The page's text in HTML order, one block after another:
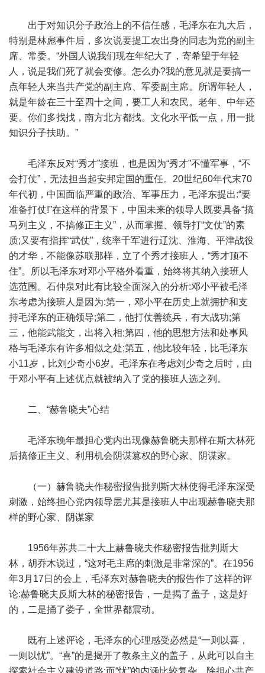
出于对知识分子政治上的不信任感，毛泽东在九大后，
特别是林彪事件后，多次说要提工农出身的同志为党的副主
席、常委。“外国人说我们现在年纪大了，寄希望于年轻
人，说是我们死了就会变修。怎么办?我的意见就是要搞一
点年轻人来当共产党的副主席、军委副主席。所谓年轻人，
就是年龄在三十至四十之间，要工人和农民。老年、中年还
要。你们多找找，南方北方都找。文化水平低一点，用一批
知识分子扶助。”
毛泽东反对“秀才”接班，也是因为“秀才”不懂军事，“不
会打仗”，无法担当起安邦定国的重任。20世纪60年代末70
年代初，中国面临严重的政治、军事压力，毛泽东提出:“要
准备打仗!”在这样的背景下，中国未来的领导人既要具备“搞
马列主义，不搞修正主义”，从而掌握、领导打“文仗”的素
质;又要有指挥“武仗”，统率千军进行辽沈、淮海、平津战役
的才华，不能像苏联那样，立了个秀才接班人，“秀才顶不
住”。所以毛泽东对邓小平格外看重，始终将其纳入接班人
选范围。石仲泉对此有比较全面深入的分析:邓小平被毛泽
东考虑为接班人是因为:第一，邓小平在历史上就拥护和支
持毛泽东的正确领导;第二，他打仗善统兵，有大战功;第
三，他能武能文，出将入相;第四，他的思想方法和处事风
格与毛泽东有许多相似之处;第五，他比较年轻，比毛泽东
小11岁，比刘少奇小6岁。毛泽东在考虑刘少奇之后时，由
于邓小平有上述优点就被纳入了党的接班人选之列。
二、“赫鲁晓夫”心结
毛泽东晚年最担心党内出现像赫鲁晓夫那样在斯大林死
后搞修正主义、利用机会阴谋篡权的野心家、阴谋家。
（一）赫鲁晓夫作秘密报告批判斯大林使得毛泽东深受
刺激，始终担心党内领导层尤其是接班人中出现赫鲁晓夫那
样的野心家、阴谋家
1956年苏共二十大上赫鲁晓夫作秘密报告批判斯大
林，胡乔木说过，“这对毛主席的刺激是非常深的”。在1956
年3月17日的会上，毛泽东对赫鲁晓夫的报告作了这样的评
论:赫鲁晓夫反斯大林的秘密报告，一是揭了盖子，这是好
的，二是捅了娄子，全世界都震动。
既有上述评论，毛泽东的心理感受必然是“一则以喜，
一则以忧”。“喜”的是揭开了教条主义的盖子，从此可以自主
探索社会主义建设道路;而“忧”的内涵比较复杂，除担心共产